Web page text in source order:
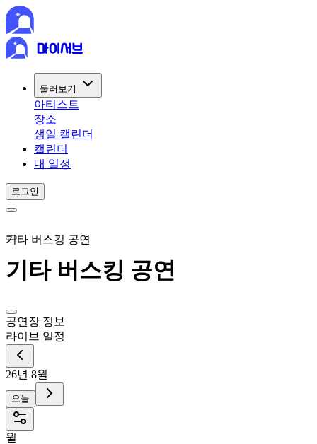
둘러보기
아티스트
장소
생일 캘린더
캘린더
내 일정
로그인
기타 버스킹 공연
기타 버스킹 공연
공연장 정보
라이브 일정
26년 8월
오늘
월